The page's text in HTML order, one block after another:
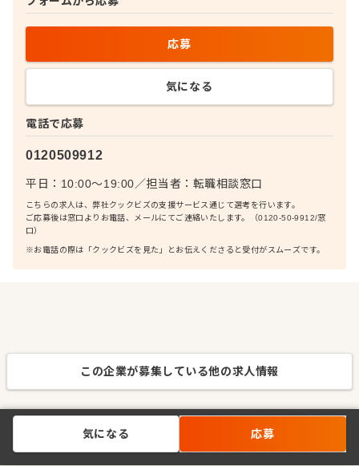
電話で応募
0120509912
平日：10:00〜19:00／担当者： 転職相談窓口
こちらの求人は、弊社クックビズの支援サービス通じて選考を行います。
ご応募後は窓口よりお電話、メールにてご連絡いたします。（0120-50-9912/窓
口）
※お電話の際は「クックビズを見た」とお伝えくださると受付がスムーズです。
応募
気になる
この企業が募集している他の求人情報
気になる 応募